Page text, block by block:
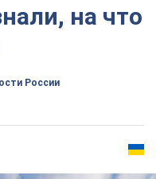
на что
России